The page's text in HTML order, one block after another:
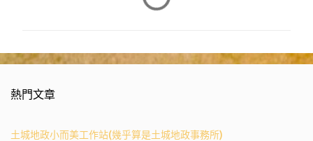
熱門文章
土城地政小而美工作站(幾乎算是土城地政事務所)